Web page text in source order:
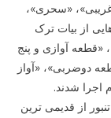
«سحری»،
از بیات ترک
«قطعه آوازی و پنج
دوضربی»، «آواز
اجرا شدند.
از قدیمی ترین